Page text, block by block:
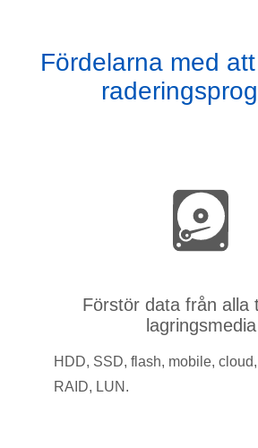
Fördelarna med
Förstör data från alla
lagringsmedia
HDD, SSD, flash, mobile,
RAID, LUN.